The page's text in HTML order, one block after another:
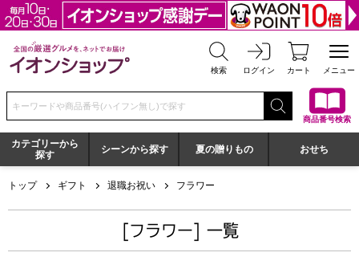
全国の厳選グルメを、ネットでお届け イオンショップ
検索 ログイン カート メニュー
検索キーワードまたは商品番号を入力してください
商品番号検索
カテゴリーから
探す
シーンから探す 夏の贈りもの おせち
トップ ギフト 退職お祝い フラワー
[フラワー] 一覧